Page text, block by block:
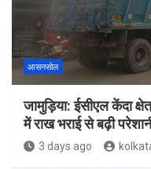
आसनसोल
जामुड़िया: ईसीएल केंदा
में राख भराई से बढ़ी
3 days ago